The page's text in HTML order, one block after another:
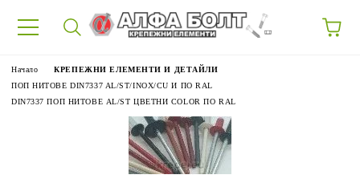
Начало
КРЕПЕЖНИ ЕЛЕМЕНТИ И ДЕТАЙЛИ
ПОП НИТОВЕ DIN7337 AL/ST/INOX/CU И ПО RAL
DIN7337 ПОП НИТОВЕ AL/ST ЦВЕТНИ COLOR ПО RAL